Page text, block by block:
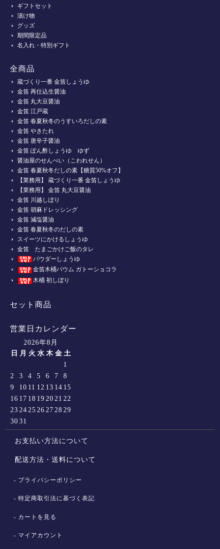
ギフトセット
漬け物
グッズ
期間限定品
名入れ・特別ギフト
全商品
蔵づくり一番 金笛しょうゆ
金笛 再仕込生醤油
金笛 丸大豆醤油
金笛 江戸蔵
金笛 春夏秋冬のうすいろだしの素
金笛 やきたれ
金笛 唐辛子醤油
金笛 ぽん酢しょうゆ ゆず
醤油屋のせんべい（こわれせん）
金笛 春夏秋冬だしの素【糖質50%オフ】
【業務用】 蔵づくり一番 金笛しょうゆ
【業務用】 金笛 丸大豆醤油
金笛 川越しぼり
金笛 胡麻ドレッシング
金笛 減塩醤油
金笛 春夏秋冬のだしの素
スイーツにかけるしょうゆ
金笛 たまごかけご飯のタレ
パウダーしょうゆ
金笛木桶バウム ガトーショコラ
木桶 初しぼり
セット商品
営業日カレンダー
2026年8月
日
月 火 水 木 金 土
1
2
3 4 5 6 7
8
9
10 11 12 13 14 15
16 17 18 19 20 21 22
23 24 25 26 27 28 29
30 31
お支払い方法について
配送方法・送料について
プライバシーポリシー
特定商取引法に基づく表記
カートを見る
マイアカウント